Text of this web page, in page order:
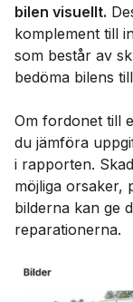
bilen visuellt.
komplement till
som består av
bedöma bilens
Om fordonet till
du jämföra
i rapporten.
möjliga orsaker,
bilderna kan ge
reparationerna.